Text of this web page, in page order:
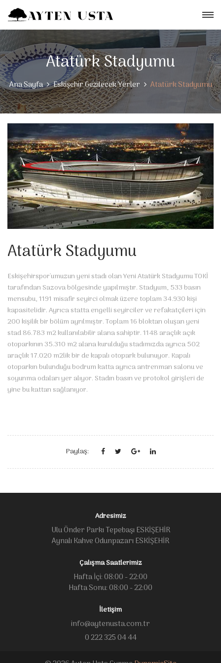
Atatürk Stadyumu
Ana Sayfa Eskişehir Gezilecek Yerler Atatürk Stadyumu
Atatürk Stadyumu
Eskişehirspor'umuzun yeni stadı olan Yeni Atatürk Stadyumu TOKİ
tarafından Sazova bölgesinde yapılmıştır. Stadyum, 533 basın
mensubu, 1191 misafir seyirci olmak üzere toplam 34.930 kişi
kapasitelidir. Ayrıca statta engelli seyirciler ve refakatçileri için
200 kişilik bir bölüm ayrılmıştır. Toplam 16 bloktan oluşan yeni
stad 86.783 m2 kullanılabilir alana sahiptir. 1148 araçlık açık
otoparkının 35.310 m2 alana kurulduğu stadımızda ayrıca 502
araçlık 17.020 m2lik bir de kapalı otopark bulunuyor. Kapalı
otoparkın bulunduğu bodrum katta ayrıca antrenman salonu ve
soyunma odaları yer alıyor. Stadın basın ve protokol girişleri de
yine bu kattan sağlanıyor.
Paylaş:
Adresimiz
Ulu Önder Parkı Tepebaşı ESKİŞEHİR
Aynalı Kahve Odunpazarı ESKİŞEHİR
Çalışma Saatlerimiz
Hafta İçi: 08:00 - 22:00
Hafta Sonu: 08:00 - 22:00
İletişim
info@aytenusta.com.tr
0 222 325 04 44